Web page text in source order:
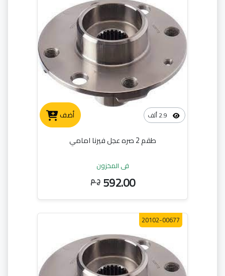
أضف
طقم 2 صره عجل فيرنا امامي
في المخزون
592.00 ج.م
20102-00677